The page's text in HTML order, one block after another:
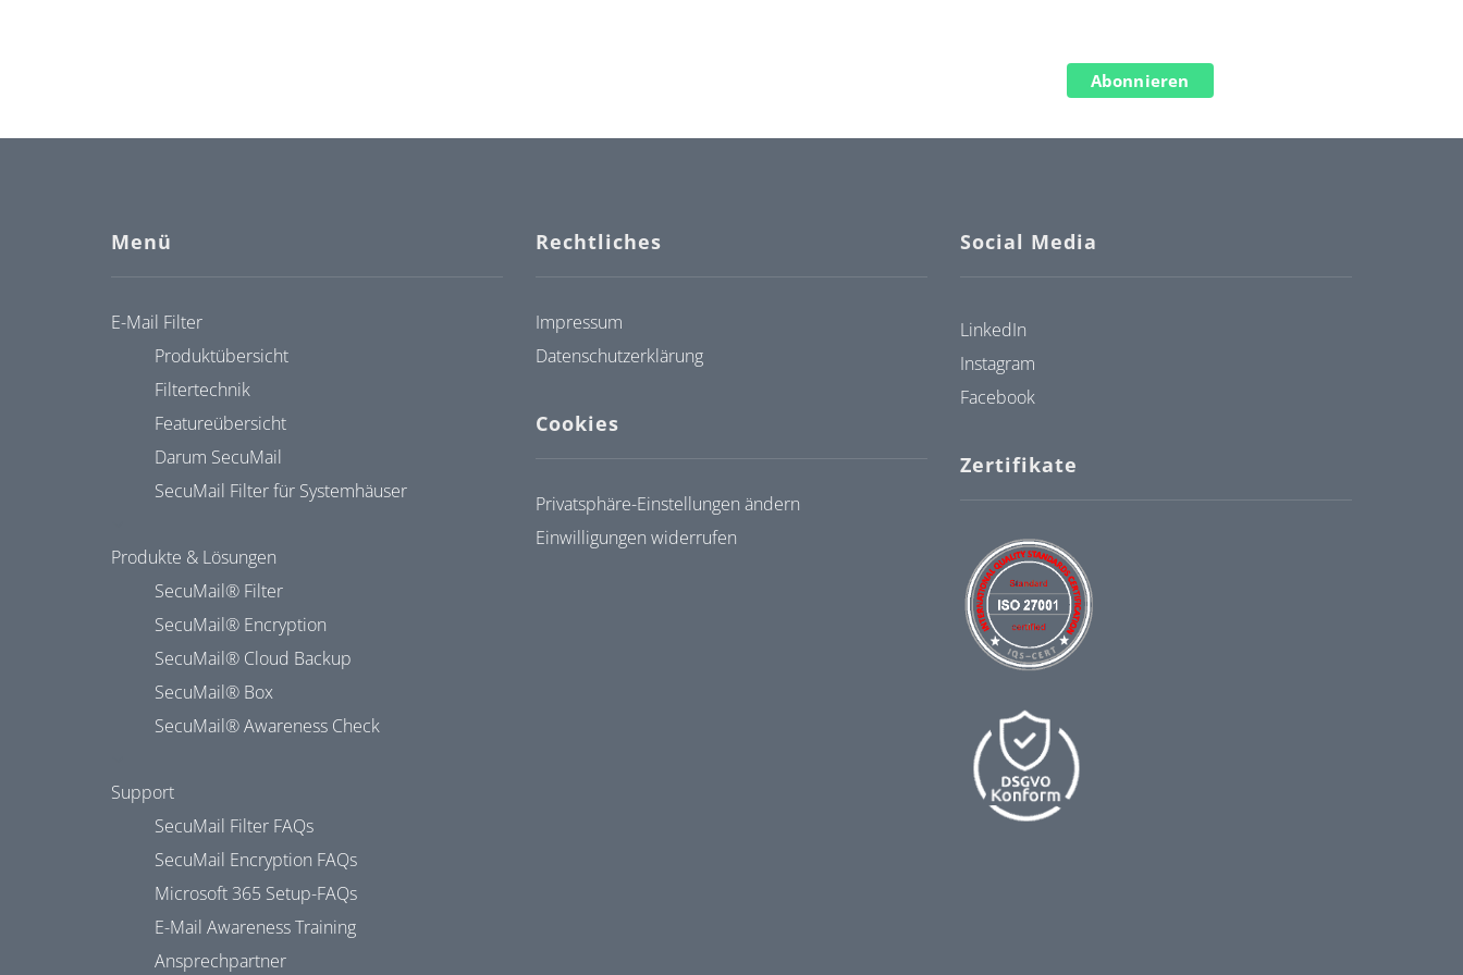
Abonnieren
Menü
E-Mail Filter
Produktübersicht
Filtertechnik
Featureübersicht
Darum SecuMail
SecuMail Filter für Systemhäuser
Produkte & Lösungen
SecuMail® Filter
SecuMail® Encryption
SecuMail® Cloud Backup
SecuMail® Box
SecuMail® Awareness Check
Support
SecuMail Filter FAQs
SecuMail Encryption FAQs
Microsoft 365 Setup-FAQs
E-Mail Awareness Training
Ansprechpartner
Rechtliches
Impressum
Datenschutzerklärung
Cookies
Privatsphäre-Einstellungen ändern
Einwilligungen widerrufen
Social Media
LinkedIn
Instagram
Facebook
Zertifikate